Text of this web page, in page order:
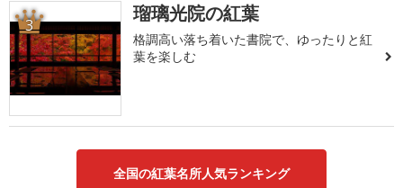
3 瑠璃光院の紅葉
格調高い落ち着いた書院で、ゆったりと紅
葉を楽しむ
全国の紅葉名所人気ランキング